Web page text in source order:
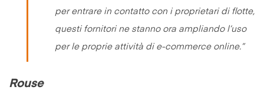
per entrare in contatto con i proprietari di flotte,
questi fornitori ne stanno ora ampliando l’uso
per le proprie attività di e-commerce online.”
Rouse